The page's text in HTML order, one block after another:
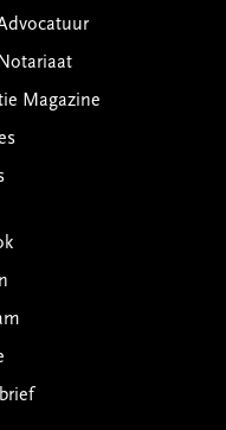
Magazine